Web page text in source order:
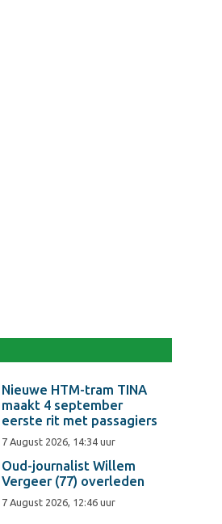
Nieuwe HTM-tram TINA
maakt 4 september
eerste rit met passagiers
7 August 2026, 14:34 uur
Oud-journalist Willem
Vergeer (77) overleden
7 August 2026, 12:46 uur